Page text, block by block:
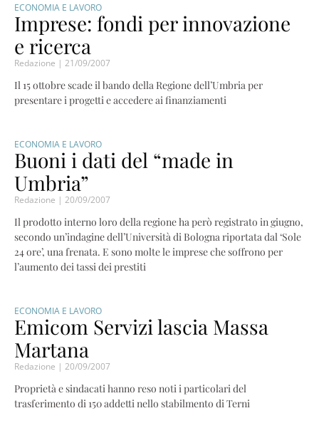
ECONOMIA E LAVORO
Imprese: fondi per innovazione
e ricerca
Redazione 21/09/2007
Il 15 ottobre scade il bando della Regione dell’Umbria per
presentare i progetti e accedere ai finanziamenti
ECONOMIA E LAVORO
Buoni i dati del “made in
Umbria”
Redazione 20/09/2007
Il prodotto interno loro della regione ha però registrato in giugno,
secondo un’indagine dell’Università di Bologna riportata dal ‘Sole
24 ore’, una frenata. E sono molte le imprese che soffrono per
l’aumento dei tassi dei prestiti
ECONOMIA E LAVORO
Emicom Servizi lascia Massa
Martana
Redazione 20/09/2007
Proprietà e sindacati hanno reso noti i particolari del
trasferimento di 150 addetti nello stabilmento di Terni